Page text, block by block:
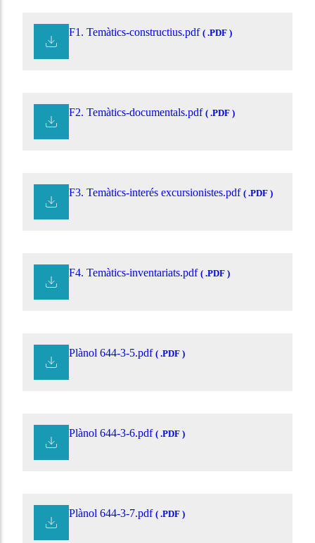
F1. Temàtics-constructius.pdf ( .PDF )
F2. Temàtics-documentals.pdf ( .PDF )
F3. Temàtics-interés excursionistes.pdf ( .PDF )
F4. Temàtics-inventariats.pdf ( .PDF )
Plànol 644-3-5.pdf ( .PDF )
Plànol 644-3-6.pdf ( .PDF )
Plànol 644-3-7.pdf ( .PDF )